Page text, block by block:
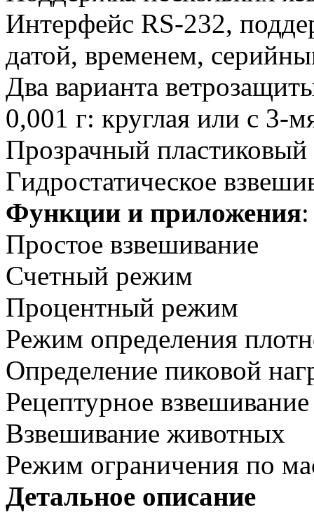
Интерфейс RS-232,
датой, временем,
Два варианта
0,001 г: круглая или с 3-
Прозрачный
Гидростатическое
Функции и приложения:
Простое взвешивание
Счетный режим
Процентный режим
Режим определения
Определение пиковой
Рецептурное взвешивание
Взвешивание животных
Режим ограничения по
Детальное описание